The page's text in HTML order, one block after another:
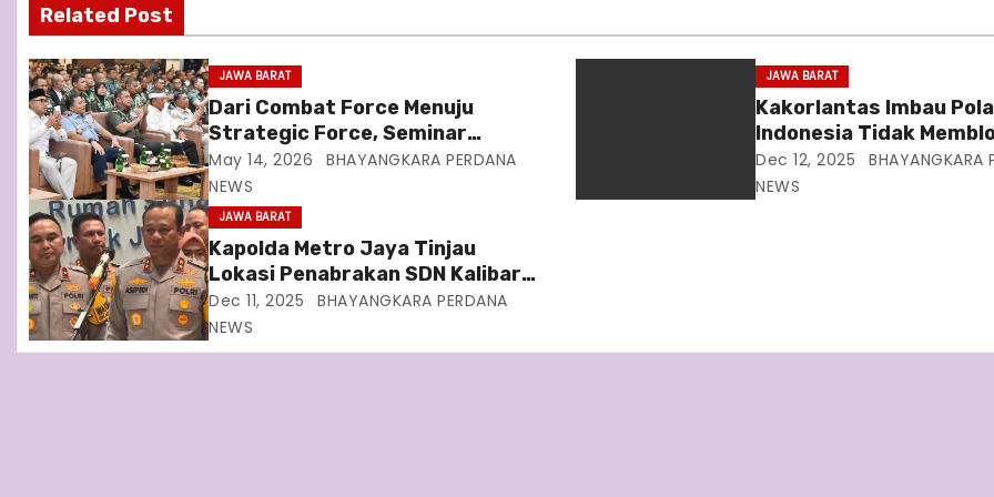
v
i
g
a
t
i
o
n
Related Post
JAWA BARAT
Dari Combat Force Menuju
Strategic Force, Seminar
Nasional Seskoad Bahas Masa
Depan TNI AD
May 14, 2026
BHAYANGKARA PERDANA
NEWS
JAWA BARAT
Kakorlantas Imbau
Indonesia Tidak
Wartawan: “Jangan
Sumbatan Informasi”
Dec 12, 2025
BHAYANGKARA
NEWS
JAWA BARAT
Kapolda Metro Jaya Tinjau
Lokasi Penabrakan SDN Kalibaru
01 Penyelidikan Melibatkan
Ditreskrimum dan Ditlantas
Dec 11, 2025
BHAYANGKARA PERDANA
NEWS